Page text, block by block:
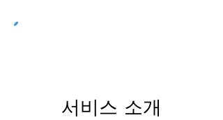
서비스 소개